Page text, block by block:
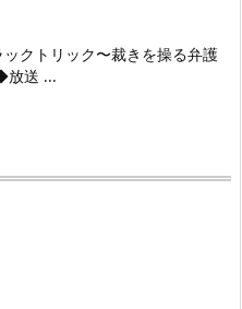
クトリック〜裁きを操る弁護
放送 ...